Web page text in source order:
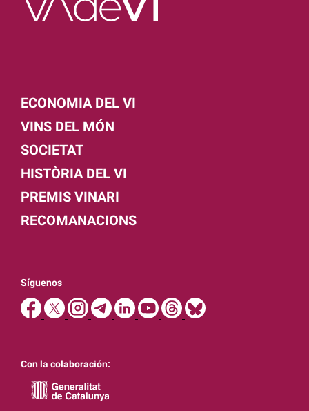
ECONOMIA DEL VI
VINS DEL MÓN
SOCIETAT
HISTÒRIA DEL VI
PREMIS VINARI
RECOMANACIONS
Síguenos
Con la colaboración: